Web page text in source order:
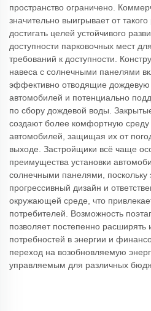
пространство ограничено.
значительно выигрывает от
достигать целей устойчивого
доступности парковочных мест
требований к доступности.
навеса с солнечными панелями
эффективно отводящие дождевую
автомобилей и потенциально
по сбору дождевой воды.
создают более комфортную среду
автомобилей, защищая их от
выходе. Застройщики всё чаще
преимущества установки
солнечными панелями, поскольку
прогрессивный дизайн и
окружающей среде, что
потребителей. Возможность
позволяет постепенно расширять
потребностей в энергии и
переход на возобновляемую
управляемым для различных